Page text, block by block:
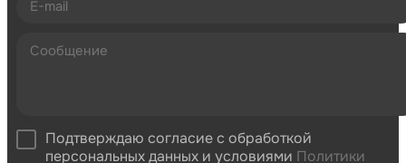
Подтверждаю согласие с обработкой
персональных данных и условиями Политики